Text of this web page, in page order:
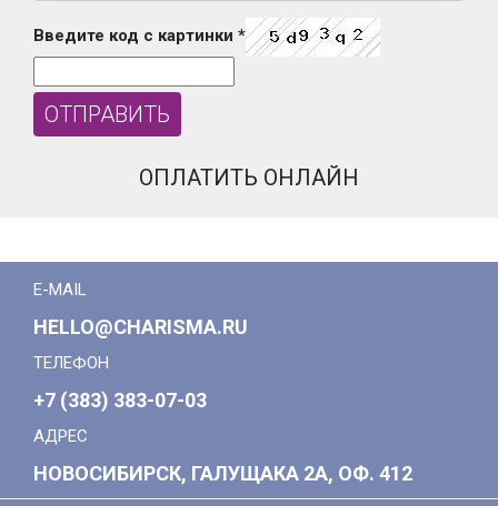
Введите код с картинки *
ОПЛАТИТЬ ОНЛАЙН
E-MAIL
HELLO@CHARISMA.RU
ТЕЛЕФОН
+7 (383) 383-07-03
АДРЕС
НОВОСИБИРСК, ГАЛУЩАКА 2А, ОФ. 412